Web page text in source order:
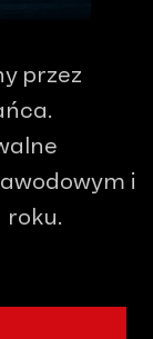
przez
i
roku.